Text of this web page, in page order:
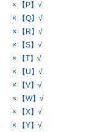
× 【P】√
× 【Q】√
× 【R】√
× 【S】√
× 【T】√
× 【U】√
× 【V】√
× 【W】√
× 【X】√
× 【Y】√